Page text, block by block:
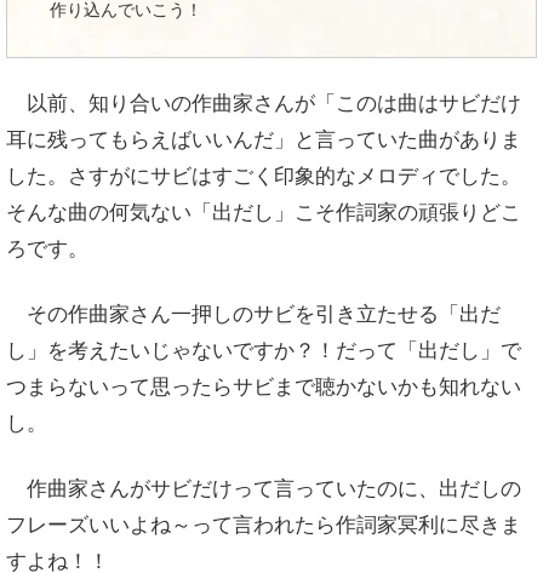
作り込んでいこう！
以前、知り合いの作曲家さんが「このは曲はサビだけ
耳に残ってもらえばいいんだ」と言っていた曲がありま
した。さすがにサビはすごく印象的なメロディでした。
そんな曲の何気ない「出だし」こそ作詞家の頑張りどこ
ろです。
その作曲家さん一押しのサビを引き立たせる「出だ
し」を考えたいじゃないですか？！ だって「出だし」で
つまらないって思ったらサビまで聴かないかも知れない
し。
作曲家さんがサビだけって言っていたのに、出だしの
フレーズいいよね～って言われたら作詞家冥利に尽きま
すよね！！